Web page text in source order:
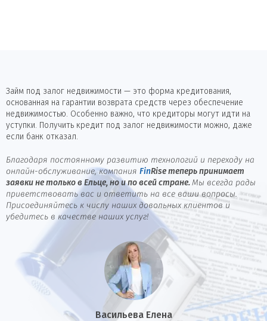
Займ под залог недвижимости — это форма кредитования,
основанная на гарантии возврата средств через обеспечение
недвижимостью. Особенно важно, что кредиторы могут идти на
уступки. Получить кредит под залог недвижимости можно, даже
если банк отказал.
Благодаря постоянному развитию технологий и переходу на
онлайн-обслуживание, компания FinRise теперь принимает
заявки не только в Ельце, но и по всей стране. Мы всегда рады
приветствовать вас и ответить на все ваши вопросы.
Присоединяйтесь к числу наших довольных клиентов и
убедитесь в качестве наших услуг!
Васильева Елена